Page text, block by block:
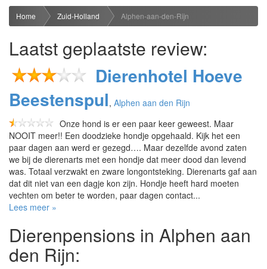
Home Zuid-Holland Alphen-aan-den-Rijn
Laatst geplaatste review:
Dierenhotel Hoeve
Beestenspul, Alphen aan den Rijn
Onze hond is er een paar keer geweest. Maar
NOOIT meer!! Een doodzieke hondje opgehaald. Kijk het een
paar dagen aan werd er gezegd…. Maar dezelfde avond zaten
we bij de dierenarts met een hondje dat meer dood dan levend
was. Totaal verzwakt en zware longontsteking. Dierenarts gaf aan
dat dit niet van een dagje kon zijn. Hondje heeft hard moeten
vechten om beter te worden, paar dagen contact...
Lees meer »
Dierenpensions in Alphen aan
den Rijn: